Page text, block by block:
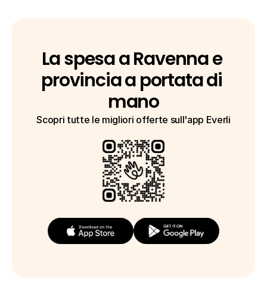
La spesa a Ravenna e
provincia a portata di
mano
Scopri tutte le migliori offerte sull'app Everli